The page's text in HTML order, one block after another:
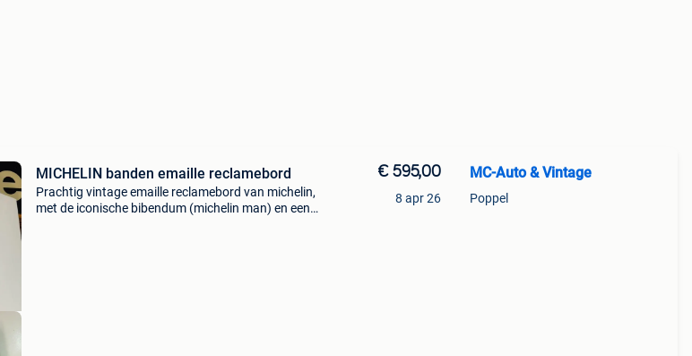
MICHELIN banden emaille reclamebord
Prachtig vintage emaille reclamebord van michelin,
met de iconische bibendum (michelin man) en een
€ 595,00
8 apr 26
MC-Auto & Vintage
Poppel